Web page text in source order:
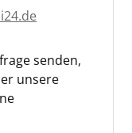
senden,
unsere